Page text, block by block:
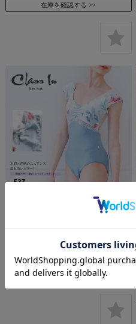
在庫を確認する
ClassIn（クラスイン）半袖フラワ
ー柄ベルベッドレオタード(537)
ュニア レディース classin 2点ま
当店通常価格: ¥12,990 (税込)
価格: ¥12,990 (税込)
在庫を確認する